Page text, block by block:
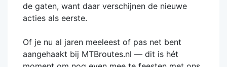
de gaten, want daar verschijnen de nieuwe
acties als eerste.
Of je nu al jaren meeleest of pas net bent
aangehaakt bij MTBroutes.nl — dit is hét